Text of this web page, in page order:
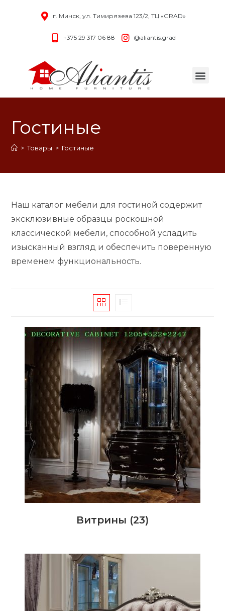
г. Минск, ул. Тимирязева 123/2, ТЦ «GRAD»
+375 29 317 06 88 @aliantis.grad
Гостиные
> Товары > Гостиные
Наш каталог мебели для гостиной содержит
эксклюзивные образцы роскошной
классической мебели, способной усладить
изысканный взгляд и обеспечить поверенную
временем функциональность.
Витрины (23)